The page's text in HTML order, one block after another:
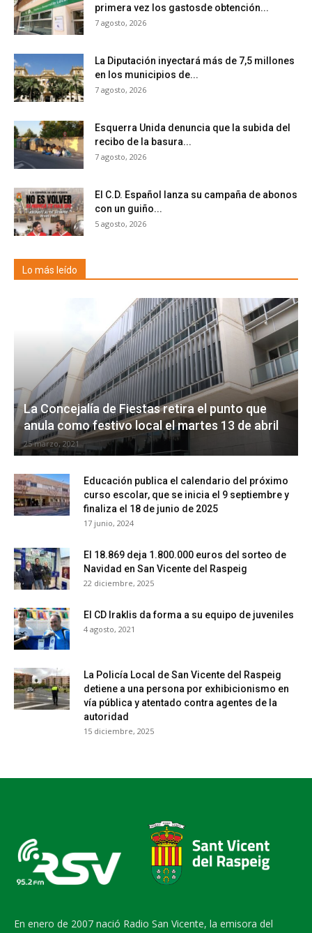
primera vez los gastosde obtención...
7 agosto, 2026
La Diputación inyectará más de 7,5 millones
en los municipios de...
7 agosto, 2026
Esquerra Unida denuncia que la subida del
recibo de la basura...
7 agosto, 2026
El C.D. Español lanza su campaña de abonos
con un guiño...
5 agosto, 2026
Lo más leído
La Concejalía de Fiestas retira el punto que
anula como festivo local el martes 13 de abril
25 marzo, 2021
Educación publica el calendario del próximo
curso escolar, que se inicia el 9 septiembre y
finaliza el 18 de junio de 2025
17 junio, 2024
El 18.869 deja 1.800.000 euros del sorteo de
Navidad en San Vicente del Raspeig
22 diciembre, 2025
El CD Iraklis da forma a su equipo de juveniles
4 agosto, 2021
La Policía Local de San Vicente del Raspeig
detiene a una persona por exhibicionismo en
vía pública y atentado contra agentes de la
autoridad
15 diciembre, 2025
En enero de 2007 nació Radio San Vicente, la emisora del